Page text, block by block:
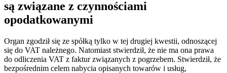
są związane z czynnościami
opodatkowanymi
Organ zgodził się ze spółką tylko w tej drugiej kwestii, odnoszącej
się do VAT należnego. Natomiast stwierdził, że nie ma ona prawa
do odliczenia VAT z faktur związanych z pogrzebem. Stwierdził, że
bezpośrednim celem nabycia opisanych towarów i usług,